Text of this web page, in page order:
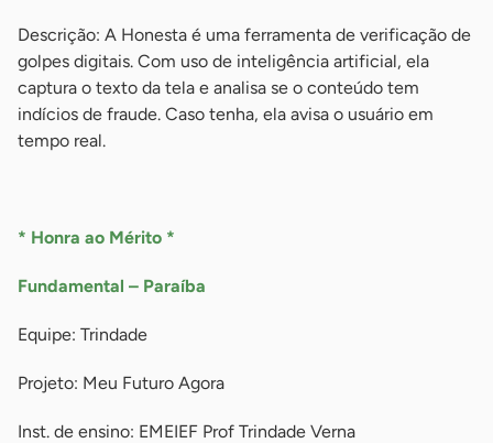
Descrição: A Honesta é uma ferramenta de verificação de
golpes digitais. Com uso de inteligência artificial, ela
captura o texto da tela e analisa se o conteúdo tem
indícios de fraude. Caso tenha, ela avisa o usuário em
tempo real.
* Honra ao Mérito *
Fundamental – Paraíba
Equipe: Trindade
Projeto: Meu Futuro Agora
Inst. de ensino: EMEIEF Prof Trindade Verna